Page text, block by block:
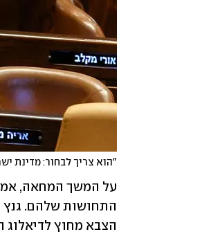
"הוא צריך לבחור: מדינת